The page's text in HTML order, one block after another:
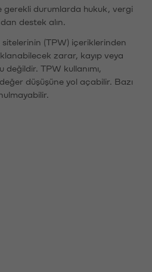
gerekli durumlarda hukuk, vergi
destek alın.
(TPW) içeriklerinden
zarar, kayıp veya
TPW kullanımı,
düşüşüne yol açabilir. Bazı